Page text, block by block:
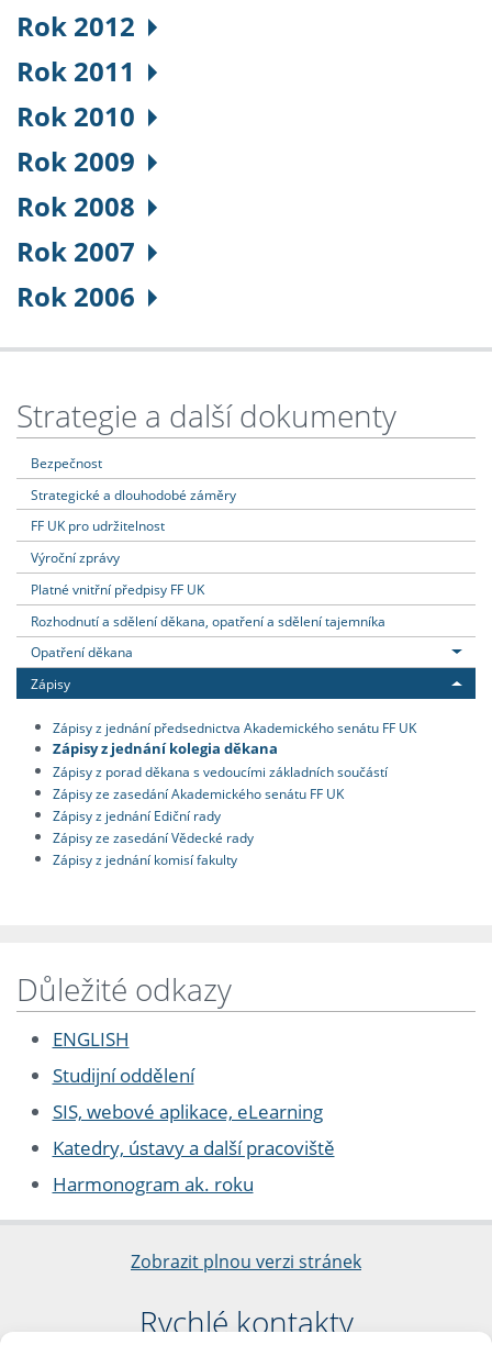
Rok 2012
Rok 2011
Rok 2010
Rok 2009
Rok 2008
Rok 2007
Rok 2006
Strategie a další dokumenty
Bezpečnost
Strategické a dlouhodobé záměry
FF UK pro udržitelnost
Výroční zprávy
Platné vnitřní předpisy FF UK
Rozhodnutí a sdělení děkana, opatření a sdělení tajemníka
Opatření děkana
Zápisy
Zápisy z jednání předsednictva Akademického senátu FF UK
Zápisy z jednání kolegia děkana
Zápisy z porad děkana s vedoucími základních součástí
Zápisy ze zasedání Akademického senátu FF UK
Zápisy z jednání Ediční rady
Zápisy ze zasedání Vědecké rady
Zápisy z jednání komisí fakulty
Důležité odkazy
ENGLISH
Studijní oddělení
SIS, webové aplikace, eLearning
Katedry, ústavy a další pracoviště
Harmonogram ak. roku
Zobrazit plnou verzi stránek
Rychlé kontakty